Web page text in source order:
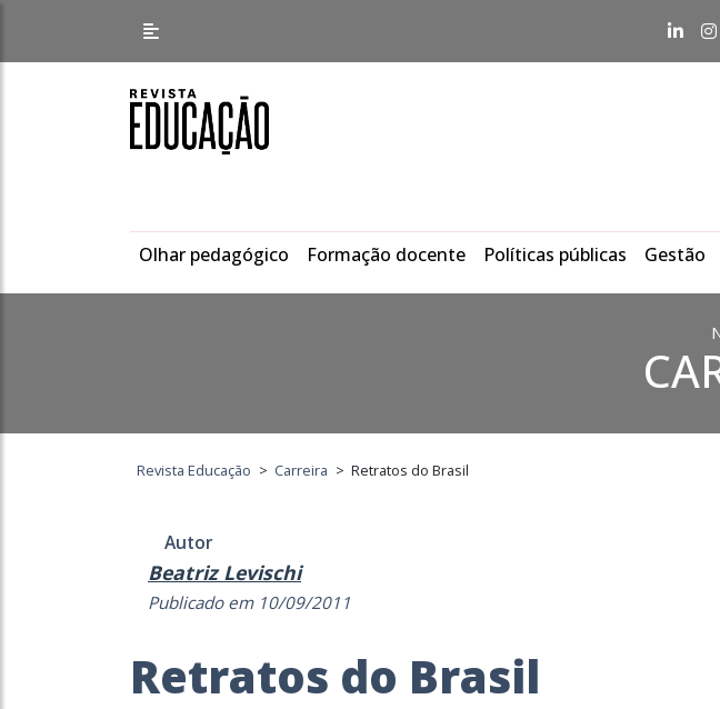
Olhar pedagógico Formação docente Políticas públicas Gestão
Revista Educação > Carreira > Retratos do Brasil
Autor
Beatriz Levischi
Publicado em 10/09/2011
Retratos do Brasil